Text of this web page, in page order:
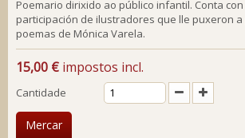
Poemario dirixido ao público infantil. Conta
participación de ilustradores que lle puxeron
poemas de Mónica Varela.
15,00 € impostos incl.
Cantidade
Mercar